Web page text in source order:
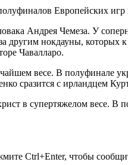
Европейских игр
Андрея Чемеза. У
нокдауны, которых
Чавалларо.
весе. В полуфинале
сразится с ирландцем
в супертяжелом весе.
Ctrl+Enter, чтобы